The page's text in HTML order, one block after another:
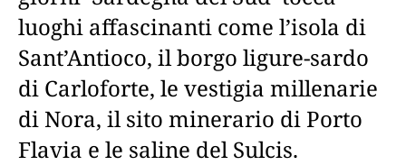
luoghi affascinanti come l’isola di
Sant’Antioco, il borgo ligure-sardo
di Carloforte, le vestigia millenarie
di Nora, il sito minerario di Porto
Flavia e le saline del Sulcis.